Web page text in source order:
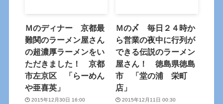
Ｍのディナー 京都最
難関のラーメン屋さん
の超濃厚ラーメンをい
ただきました！ 京都
市左京区 「らーめん
や亜喜英」
2015年12月30日 16:00
Ｍの〆 毎日２４時か
ら営業の夜中に行列が
できる伝説のラーメン
屋さん！ 徳島県徳島
市 「堂の浦 栄町
店」
2015年12月11日 00:30